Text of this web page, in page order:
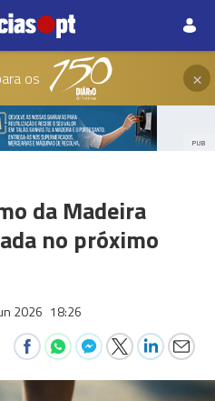
os ×
PUB
da Madeira
no próximo
2026 18:26